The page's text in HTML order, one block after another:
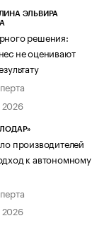
ЭЛЬВИРА
решения:
не оценивают
2026
производителей
к автономному
2026